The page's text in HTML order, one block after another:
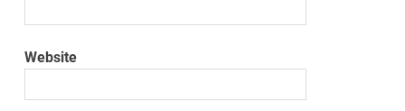
Website